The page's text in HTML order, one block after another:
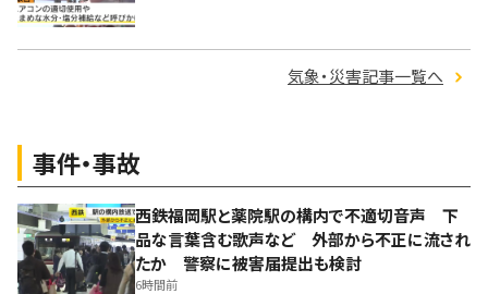
気象・災害記事一覧へ
事件・事故
西鉄福岡駅と薬院駅の構内で不適切音声 下
品な言葉含む歌声など 外部から不正に流され
たか 警察に被害届提出も検討
6時間前